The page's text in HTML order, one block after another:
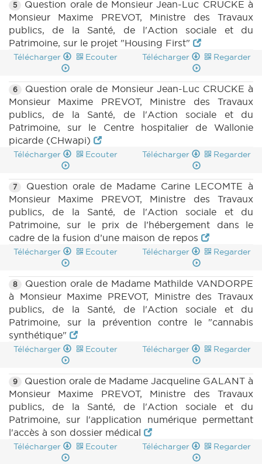
5
Question orale de Monsieur Jean-Luc CRUCKE à
Monsieur Maxime PREVOT, Ministre des Travaux
publics, de la Santé, de l'Action sociale et du
Patrimoine, sur le projet "Housing First"
Télécharger Ecouter Télécharger Regarder
6
Question orale de Monsieur Jean-Luc CRUCKE à
Monsieur Maxime PREVOT, Ministre des Travaux
publics, de la Santé, de l'Action sociale et du
Patrimoine, sur le Centre hospitalier de Wallonie
picarde (CHwapi)
Télécharger Ecouter Télécharger Regarder
7
Question orale de Madame Carine LECOMTE à
Monsieur Maxime PREVOT, Ministre des Travaux
publics, de la Santé, de l'Action sociale et du
Patrimoine, sur le prix de l’hébergement dans le
cadre de la fusion d’une maison de repos
Télécharger Ecouter Télécharger Regarder
8
Question orale de Madame Mathilde VANDORPE
à Monsieur Maxime PREVOT, Ministre des Travaux
publics, de la Santé, de l'Action sociale et du
Patrimoine, sur la prévention contre le "cannabis
synthétique"
Télécharger Ecouter Télécharger Regarder
9
Question orale de Madame Jacqueline GALANT à
Monsieur Maxime PREVOT, Ministre des Travaux
publics, de la Santé, de l'Action sociale et du
Patrimoine, sur l'application numérique permettant
l'accès à son dossier médical
Télécharger Ecouter Télécharger Regarder